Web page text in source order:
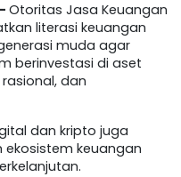
Otoritas Jasa Keuangan
literasi keuangan
muda agar
berinvestasi di aset
dan
dan kripto juga
keuangan